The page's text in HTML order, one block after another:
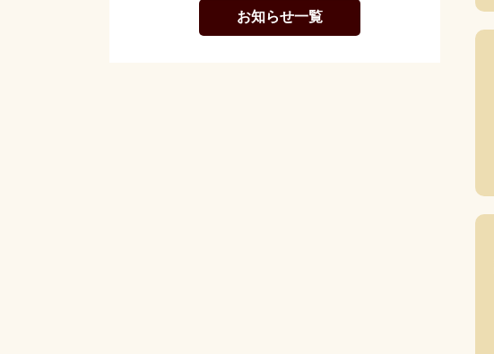
お知らせ一覧